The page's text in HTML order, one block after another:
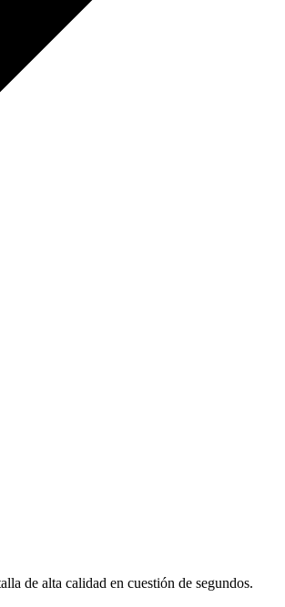
de alta calidad en cuestión de segundos.